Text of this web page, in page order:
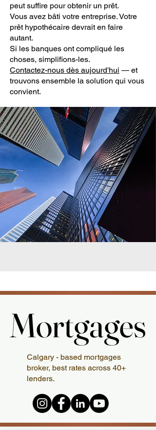
peut suffire pour obtenir un prêt.
Vous avez bâti votre entreprise. Votre
prêt hypothécaire devrait en faire
autant.
Si les banques ont compliqué les
choses, simplifions-les.
Contactez-nous dès aujourd'hui — et
trouvons ensemble la solution qui vous
convient.
Mortgages
Mortgages
Calgary - based mortgages
broker, best rates across 40+
lenders.